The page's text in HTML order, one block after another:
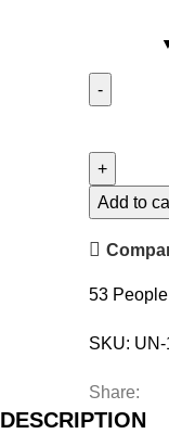
Add to
53
SKU:
Share:
DESCRIPTION